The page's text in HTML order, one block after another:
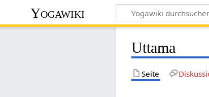
Yogawiki
Uttama
Seite